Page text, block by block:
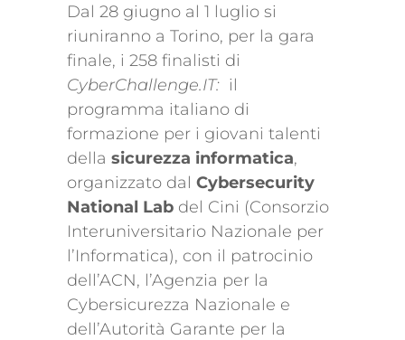
Dal 28 giugno al 1 luglio si
riuniranno a Torino, per la gara
finale, i 258 finalisti di
CyberChallenge.IT: il
programma italiano di
formazione per i giovani talenti
della sicurezza informatica,
organizzato dal Cybersecurity
National Lab del Cini (Consorzio
Interuniversitario Nazionale per
l’Informatica), con il patrocinio
dell’ACN, l’Agenzia per la
Cybersicurezza Nazionale e
dell’Autorità Garante per la